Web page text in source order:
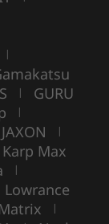
|
| GURU
|
JAXON |
Karp Max
|
Lowrance
Matrix |